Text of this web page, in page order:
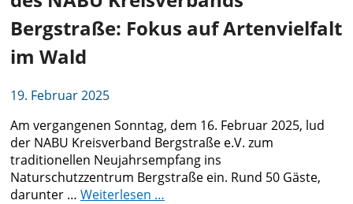
Bergstraße: Fokus auf Artenvielfalt
im Wald
19. Februar 2025
Am vergangenen Sonntag, dem 16. Februar 2025, lud
der NABU Kreisverband Bergstraße e.V. zum
traditionellen Neujahrsempfang ins
Naturschutzzentrum Bergstraße ein. Rund 50 Gäste,
darunter … Weiterlesen …